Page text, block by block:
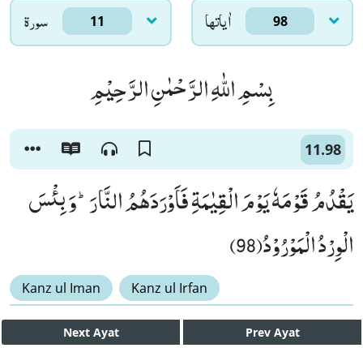
سورۃ 11 اٰياتها 98
بِسْمِ اللّٰهِ الرَّحْمٰنِ الرَّحِیْمِ
11.98
یَقْدُمُ قَوْمَهٗ یَوْمَ الْقِیٰمَةِ فَاَوْرَدَهُمُ النَّارَؕ-وَ بِئْسَ
الْوِرْدُ الْمَوْرُوْدُ(98)
Kanz ul Iman Kanz ul Irfan
Next Ayat Prev Ayat